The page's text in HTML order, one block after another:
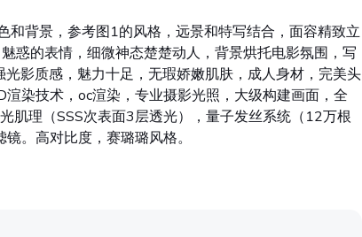
和背景，参考图1的风格，远景和特写结合，面容精致立
惑的表情，细微神态楚楚动人，背景烘托电影氛围，写
影质感，魅力十足，无瑕娇嫩肌肤，成人身材，完美头
染技术，oc渲染，专业摄影光照，大级构建画面，全
肌理（SSS次表面3层透光），量子发丝系统（12万根
。高对比度，赛璐璐风格。